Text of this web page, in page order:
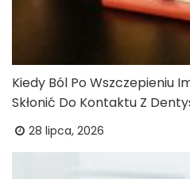
Kiedy Ból Po Wszczepieniu
Skłonić Do Kontaktu Z
28 lipca, 2026